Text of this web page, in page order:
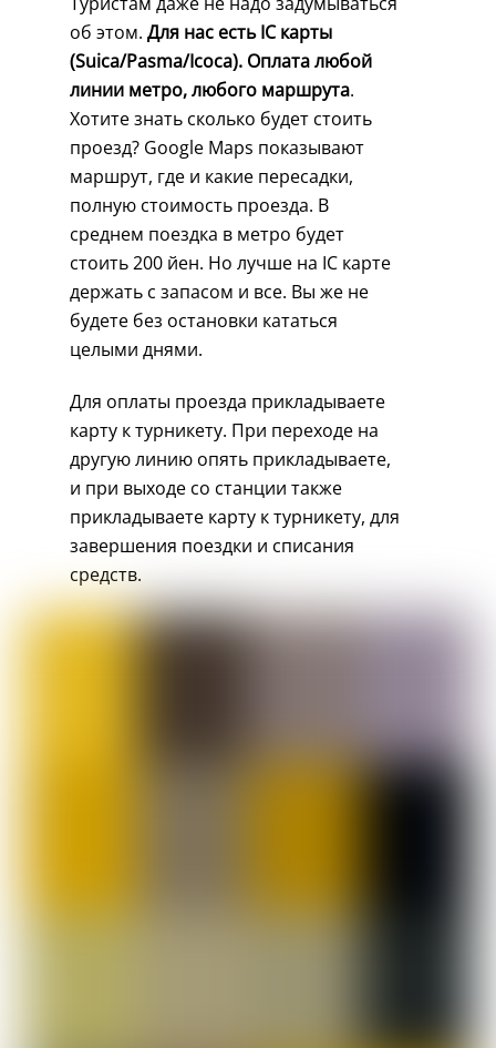
об этом. Для нас есть IC карты
(Suica/Pasma/Icoca). Оплата любой
линии метро, любого маршрута.
Хотите знать сколько будет стоить
проезд? Google Maps показывают
маршрут, где и какие пересадки,
полную стоимость проезда. В
среднем поездка в метро будет
стоить 200 йен. Но лучше на IC карте
держать с запасом и все. Вы же не
будете без остановки кататься
целыми днями.
Для оплаты проезда прикладываете
карту к турникету. При переходе на
другую линию опять прикладываете,
и при выходе со станции также
прикладываете карту к турникету, для
завершения поездки и списания
средств.